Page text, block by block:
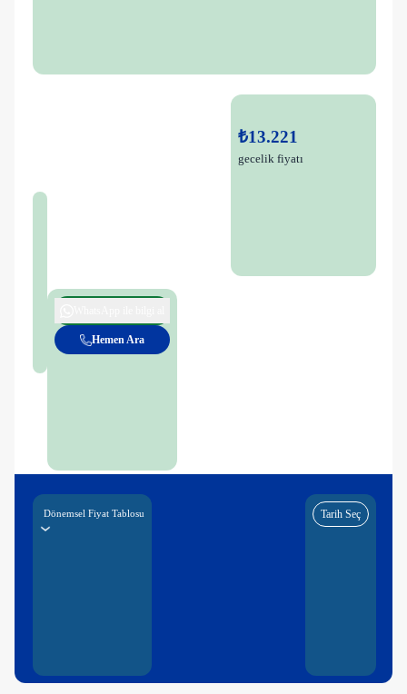
₺13.221
gecelik fiyatı
Hemen Ara
Dönemsel Fiyat Tablosu Tarih Seç